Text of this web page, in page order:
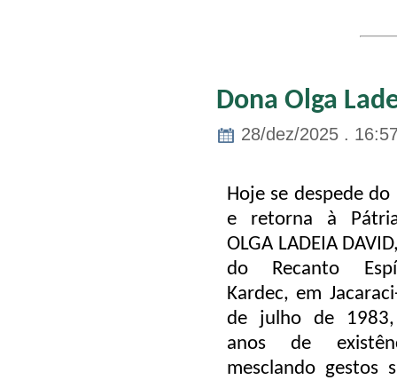
Dona Olga
28/dez/2025 .
Hoje se despede
e retorna à
OLGA LADEIA DAVID
do Recanto
Kardec, em
de julho de
anos de
mesclando gestos